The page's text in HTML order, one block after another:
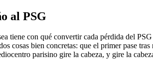
al PSG
tiene con qué convertir cada pérdida del
cosas bien concretas: que el primer pase
parisino gire la cabeza, y gire la